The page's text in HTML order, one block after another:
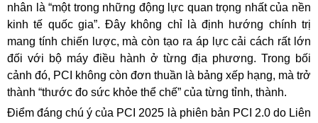
nhân là “một trong những động lực quan trọng nhất của nền
kinh tế quốc gia”. Đây không chỉ là định hướng chính trị
mang tính chiến lược, mà còn tạo ra áp lực cải cách rất lớn
đối với bộ máy điều hành ở từng địa phương. Trong bối
cảnh đó, PCI không còn đơn thuần là bảng xếp hạng, mà trở
thành “thước đo sức khỏe thể chế” của từng tỉnh, thành.
Điểm đáng chú ý của PCI 2025 là phiên bản PCI 2.0 do Liên